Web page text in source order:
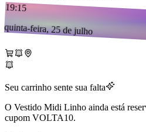
19:15
quinta-feira, 25 de julho
Seu carrinho sente sua falta
O Vestido Midi Linho ainda está
cupom VOLTA10.